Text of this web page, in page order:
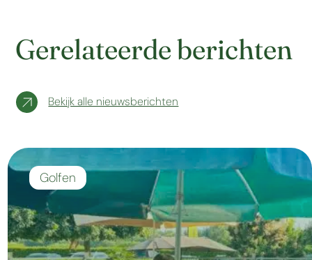
Gerelateerde berichten
Bekijk alle nieuwsberichten
Golfen